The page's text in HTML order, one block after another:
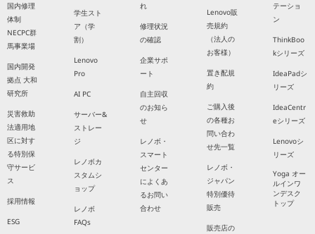
国内修理
体制
NECPC群
馬事業場
国内開発
拠点 大和
研究所
災害救助
法適用地
区に対す
る特別保
守サービ
ス
採用情報
ESG
学生スト
ア（学
割）
Lenovo
Pro
AI PC
サーバー&
ストレー
ジ
レノボカ
スタムシ
ョップ
レノボ
FAQs
れ
修理状況
の確認
企業サポ
ート
自主回収
のお知ら
せ
レノボ・
スマート
センター
によくあ
るお問い
合わせ
Lenovo販
売規約
（法人の
お客様）
置き配規
約
ご購入後
の各種お
問い合わ
せ先一覧
レノボ・
ジャパン
特別優待
販売
販売店の
テーショ
ン
ThinkBoo
kシリーズ
IdeaPadシ
リーズ
IdeaCentr
eシリーズ
Lenovoシ
リーズ
Yoga オー
ルインワ
ンデスク
トップ